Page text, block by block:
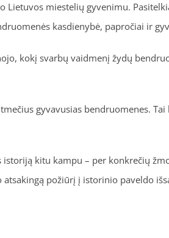
Lietuvos miestelių gyvenimu.
kasdienybė, papročiai ir
kokį svarbų vaidmenį žydų
gyvavusias bendruomenes.
kitu kampu – per konkrečių
požiūrį į istorinio paveldo